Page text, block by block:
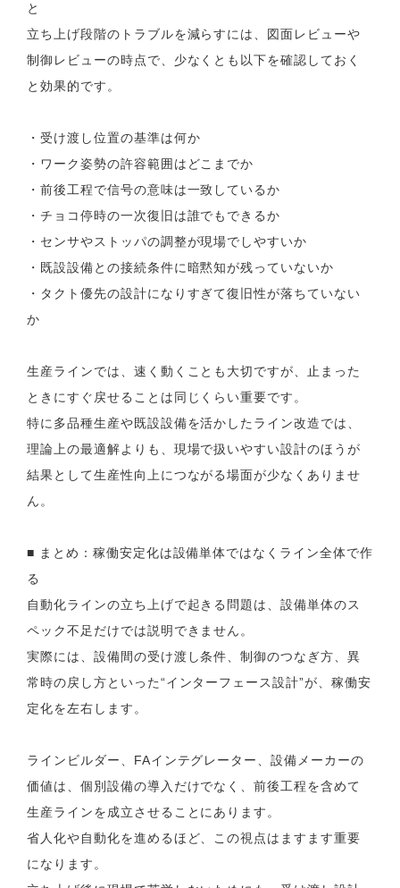
と
立ち上げ段階のトラブルを減らすには、図面レビューや
制御レビューの時点で、少なくとも以下を確認しておく
と効果的です。
・受け渡し位置の基準は何か
・ワーク姿勢の許容範囲はどこまでか
・前後工程で信号の意味は一致しているか
・チョコ停時の一次復旧は誰でもできるか
・センサやストッパの調整が現場でしやすいか
・既設設備との接続条件に暗黙知が残っていないか
・タクト優先の設計になりすぎて復旧性が落ちていない
か
生産ラインでは、速く動くことも大切ですが、止まった
ときにすぐ戻せることは同じくらい重要です。
特に多品種生産や既設設備を活かしたライン改造では、
理論上の最適解よりも、現場で扱いやすい設計のほうが
結果として生産性向上につながる場面が少なくありませ
ん。
■ まとめ：稼働安定化は設備単体ではなくライン全体で作
る
自動化ラインの立ち上げで起きる問題は、設備単体のス
ペック不足だけでは説明できません。
実際には、設備間の受け渡し条件、制御のつなぎ方、異
常時の戻し方といった“インターフェース設計”が、稼働安
定化を左右します。
ラインビルダー、FAインテグレーター、設備メーカーの
価値は、個別設備の導入だけでなく、前後工程を含めて
生産ラインを成立させることにあります。
省人化や自動化を進めるほど、この視点はますます重要
になります。